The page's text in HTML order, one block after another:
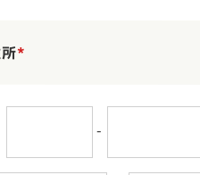
*
-